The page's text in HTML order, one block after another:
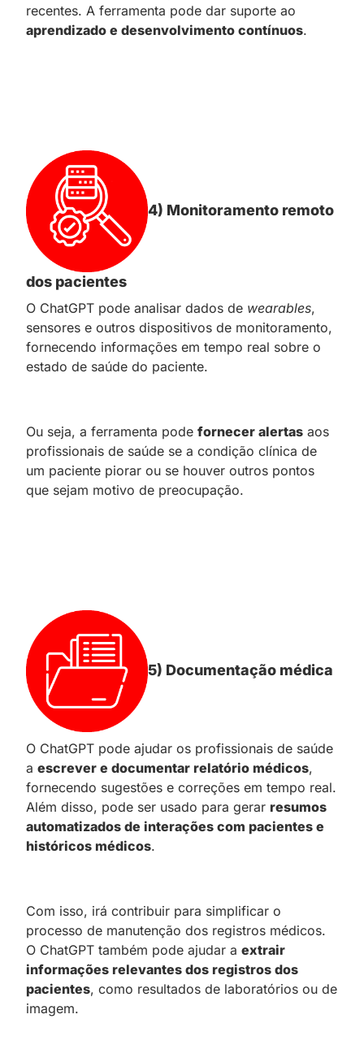
recentes. A ferramenta pode dar suporte ao
aprendizado e desenvolvimento contínuos.
4) Monitoramento remoto
dos pacientes
O ChatGPT pode analisar dados de wearables,
sensores e outros dispositivos de monitoramento,
fornecendo informações em tempo real sobre o
estado de saúde do paciente.
Ou seja, a ferramenta pode fornecer alertas aos
profissionais de saúde se a condição clínica de
um paciente piorar ou se houver outros pontos
que sejam motivo de preocupação.
5) Documentação médica
O ChatGPT pode ajudar os profissionais de saúde
a escrever e documentar relatório médicos,
fornecendo sugestões e correções em tempo real.
Além disso, pode ser usado para gerar resumos
automatizados de interações com pacientes e
históricos médicos.
Com isso, irá contribuir para simplificar o
processo de manutenção dos registros médicos.
O ChatGPT também pode ajudar a extrair
informações relevantes dos registros dos
pacientes, como resultados de laboratórios ou de
imagem.